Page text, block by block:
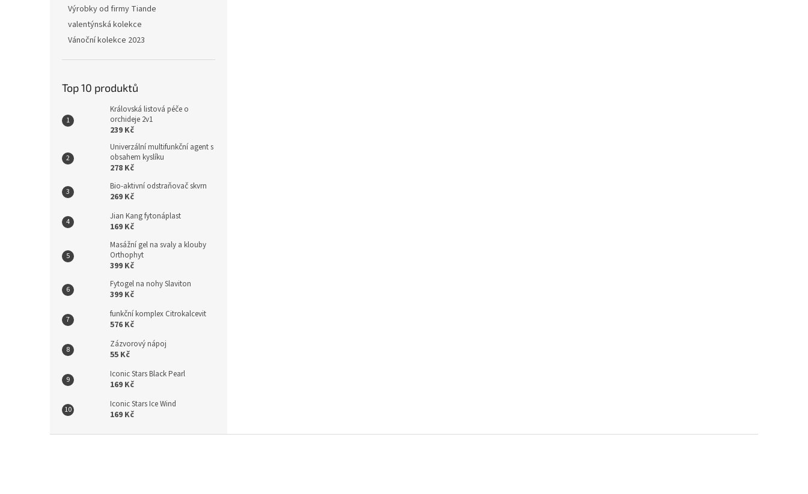
Výrobky od firmy Tiande
valentýnská kolekce
Vánoční kolekce 2023
Top 10 produktů
Královská listová péče o
orchideje 2v1
239 Kč
Univerzální multifunkční agent s
obsahem kyslíku
278 Kč
Bio-aktivní odstraňovač skvrn
269 Kč
Jian Kang fytonáplast
169 Kč
Masážní gel na svaly a klouby
Orthophyt
399 Kč
Fytogel na nohy Slaviton
399 Kč
funkční komplex Citrokalcevit
576 Kč
Zázvorový nápoj
55 Kč
Iconic Stars Black Pearl
169 Kč
Iconic Stars Ice Wind
169 Kč